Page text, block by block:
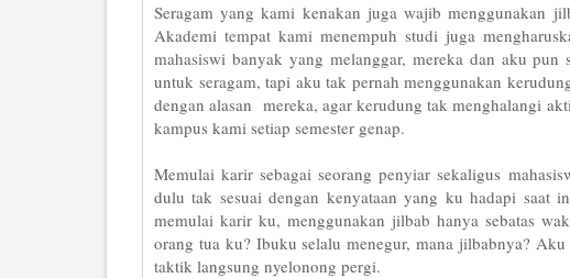
Seragam yang kami kenakan juga wajib menggunakan
Akademi tempat kami menempuh studi juga
mahasiswi banyak yang melanggar, mereka dan aku
untuk seragam, tapi aku tak pernah menggunakan
dengan alasan mereka, agar kerudung tak menghalangi
kampus kami setiap semester genap.
Memulai karir sebagai seorang penyiar sekaligus
dulu tak sesuai dengan kenyataan yang ku hadapi saat
memulai karir ku, menggunakan jilbab hanya sebatas
orang tua ku? Ibuku selalu menegur, mana jilbabnya?
taktik langsung nyelonong pergi.